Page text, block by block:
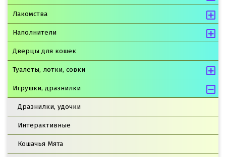
Лакомства
Наполнители
Дверцы для кошек
Туалеты, лотки, совки
Игрушки, дразнилки
Дразнилки, удочки
Интерактивные
Кошачья Мята